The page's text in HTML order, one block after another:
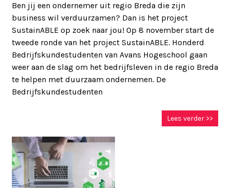
Ben jij een ondernemer uit regio Breda die zijn
business wil verduurzamen? Dan is het project
SustainABLE op zoek naar jou! Op 8 november start de
tweede ronde van het project SustainABLE. Honderd
Bedrijfskundestudenten van Avans Hogeschool gaan
weer aan de slag om het bedrijfsleven in de regio Breda
te helpen met duurzaam ondernemen. De
Bedrijfskundestudenten
Lees verder >>